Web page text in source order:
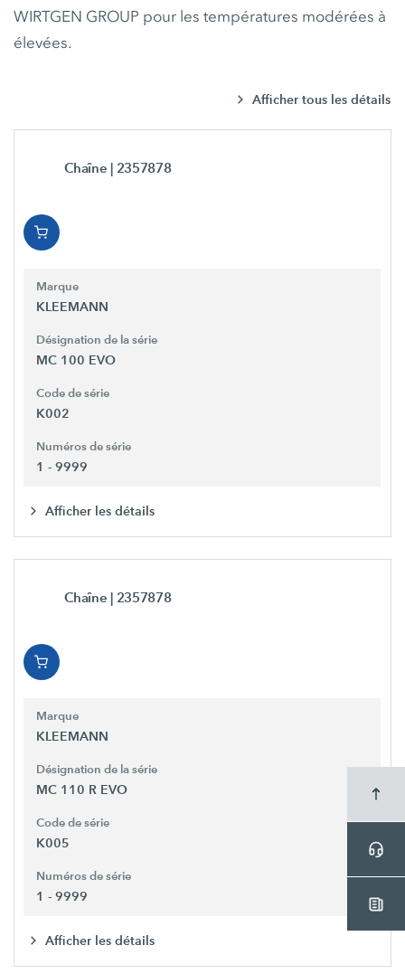
WIRTGEN GROUP pour les températures modérées à
élevées.
Afficher tous les détails
Chaîne | 2357878
Marque
KLEEMANN
Désignation de la série
MC 100 EVO
Code de série
K002
Numéros de série
1 - 9999
Afficher les détails
Chaîne | 2357878
Marque
KLEEMANN
Désignation de la série
MC 110 R EVO
Code de série
K005
Numéros de série
1 - 9999
Afficher les détails